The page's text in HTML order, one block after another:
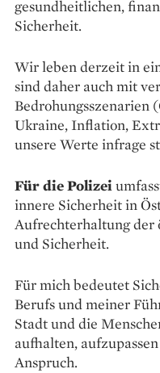
gesundheitlichen,
Sicherheit.
Wir leben derzeit in
sind daher auch mit
Bedrohungsszenarien
Ukraine, Inflation,
unsere Werte infrage
Für die Polizei
innere Sicherheit in
Aufrechterhaltung der
und Sicherheit.
Für mich bedeutet
Berufs und meiner
Stadt und die
aufhalten,
Anspruch.